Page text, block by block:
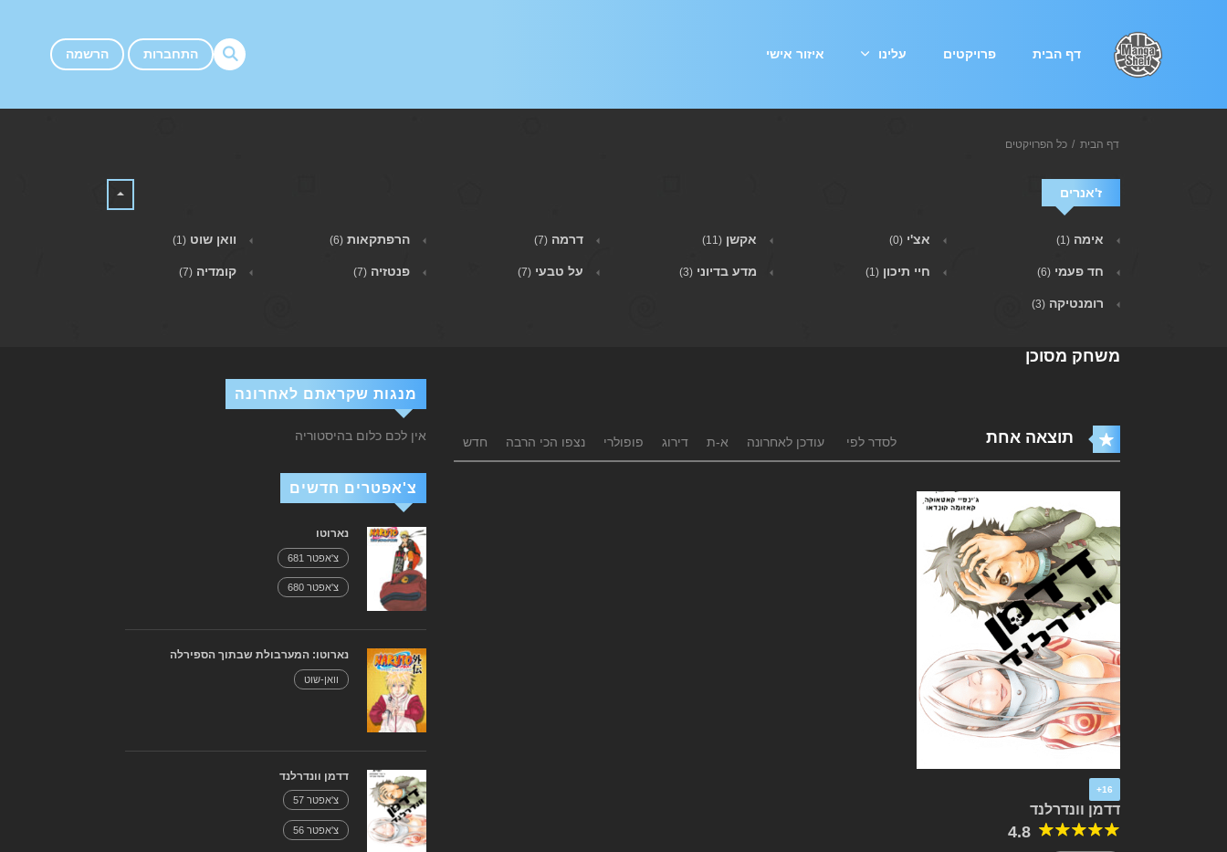
דף הבית פרויקטים עלינו איזור אישי התחברות הרשמה
דף הבית כל הפרויקטים
ז'אנרים
אימה (1) אצ'י (0) אקשן (11) דרמה (7) הרפתקאות (6) וואן שוט (1)
חד פעמי (6) חיי תיכון (1) מדע בדיוני (3) על טבעי (7) פנטזיה (7) קומדיה (7)
רומנטיקה (3)
משחק מסוכן
תוצאה אחת לסדר לפי עודכן לאחרונה א-ת דירוג פופולרי נצפו הכי הרבה חדש
16+
דדמן וונדרלנד
4.8
מנגות שקראתם לאחרונה
אין לכם כלום בהיסטוריה
צ'אפטרים חדשים
נארוטו
צ'אפטר 681
צ'אפטר 680
נארוטו: המערבולת שבתוך הספירלה
וואן-שוט
דדמן וונדרלנד
צ'אפטר 57
צ'אפטר 56